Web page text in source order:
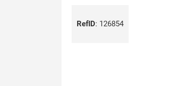
RefID: 126854